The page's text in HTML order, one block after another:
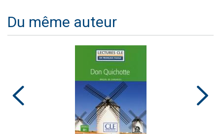
Du même auteur